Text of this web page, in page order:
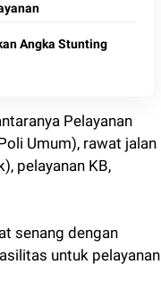
Angka Stunting
Pelayanan
Umum), rawat jalan
pelayanan KB,
senang dengan
untuk pelayanan